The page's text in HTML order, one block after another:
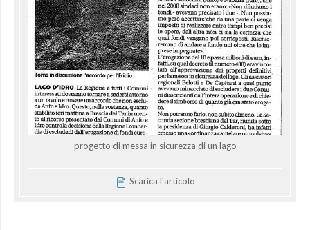
progetto di messa in sicurezza di un lago
Scarica l'articolo